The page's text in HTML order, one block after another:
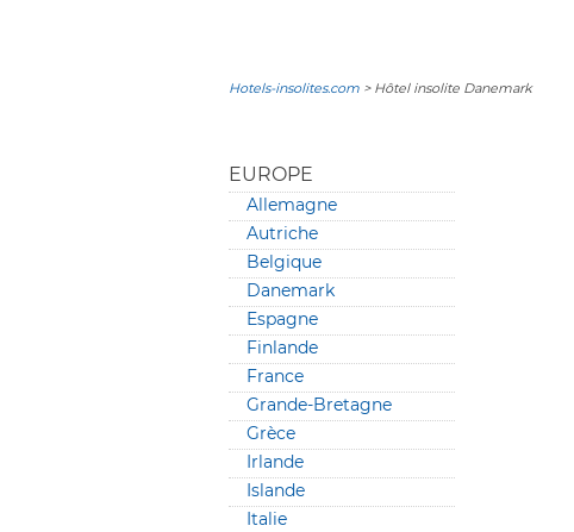
Hotels-insolites.com > Hôtel insolite Danemark
EUROPE
Allemagne
Autriche
Belgique
Danemark
Espagne
Finlande
France
Grande-Bretagne
Grèce
Irlande
Islande
Italie